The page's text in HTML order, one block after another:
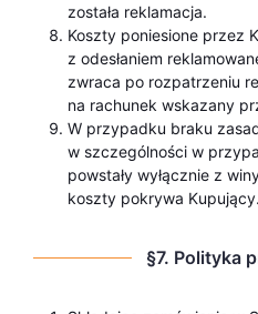
została reklamacja.
Koszty poniesione przez
z odesłaniem
zwraca po rozpatrzeniu
na rachunek wskazany
W przypadku braku
w szczególności w
powstały wyłącznie z
koszty pokrywa Kupujący.
§7. Polityka